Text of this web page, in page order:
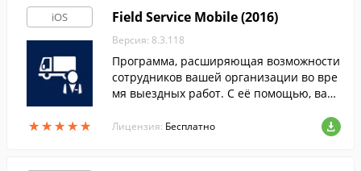
iOS
★★★★★
★★★★★
Field Service Mobile (2016)
Версия: 8.3.118
Программа, расширяющая возможности
сотрудников вашей организации во вре
мя выездных работ. С её помощью, ваш
ю информацию для повышения качеств
Лицензия: Бесплатно